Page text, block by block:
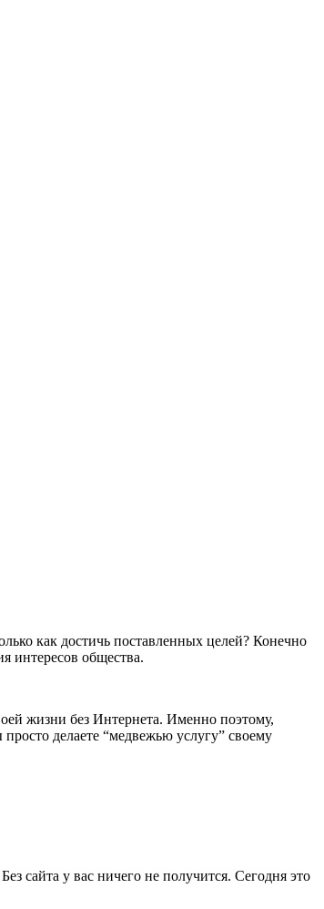
как достичь поставленных целей? Конечно
интересов общества.
жизни без Интернета. Именно поэтому,
делаете “медвежью услугу” своему
сайта у вас ничего не получится. Сегодня это